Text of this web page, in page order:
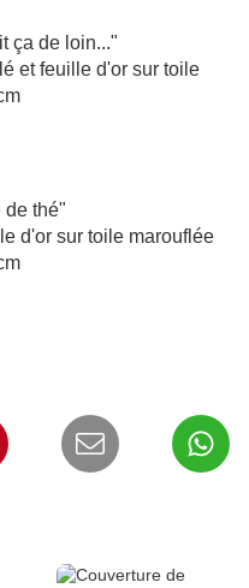
ça de loin..."
et feuille d'or sur toile
de thé"
d'or sur toile marouflée